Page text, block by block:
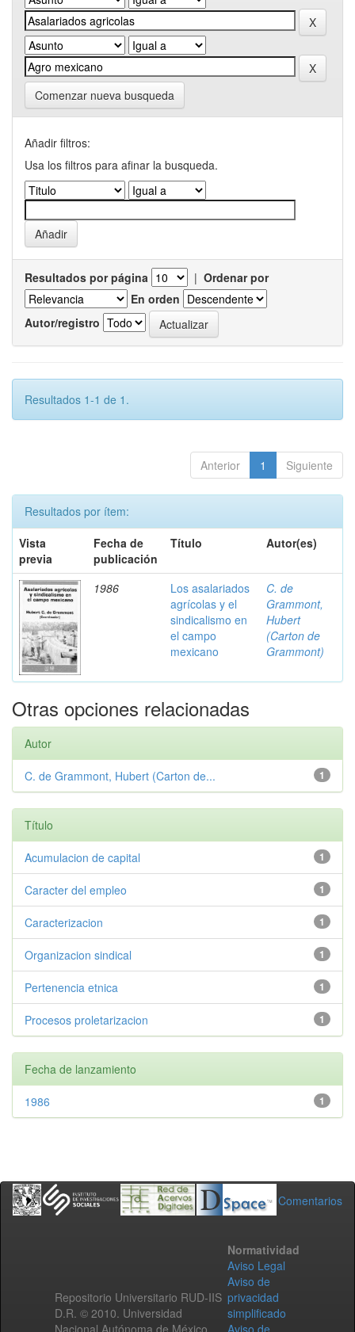
Comenzar nueva busqueda
Añadir filtros:
Usa los filtros para afinar la busqueda.
Resultados por página | Ordenar por
En orden
Autor/registro
Resultados 1-1 de 1.
Anterior 1 Siguiente
Resultados por ítem:
Vista
previa
Fecha de
publicación
Título Autor(es)
1986
Los asalariados
agrícolas y el
sindicalismo en
el campo
mexicano
C. de
Grammont,
Hubert
(Carton de
Grammont)
Otras opciones relacionadas
Autor
1
C. de Grammont, Hubert (Carton de...
Título
1
Acumulacion de capital
1
Caracter del empleo
1
Caracterizacion
1
Organizacion sindical
1
Pertenencia etnica
1
Procesos proletarizacion
Fecha de lanzamiento
1
1986
Comentarios
Repositorio Universitario RUD-IIS
D.R. © 2010. Universidad
Nacional Autónoma de México.
Normatividad
Aviso Legal
Aviso de
privacidad
simplificado
Aviso de